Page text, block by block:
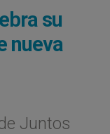
su
nueva
Juntos